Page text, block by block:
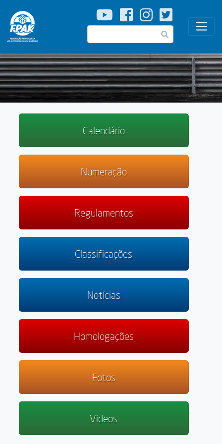
Passar
para
o
Pesquisar
Calendário
Numeração
Regulamentos
Classificações
Notícias
Homologações
Fotos
Videos